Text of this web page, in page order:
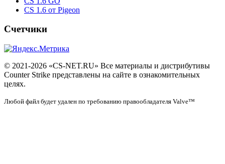
CS 1.6 от Pigeon
Счетчики
© 2021-2026 «CS-NET.RU» Все материалы и дистрибутивы
Counter Strike представлены на сайте в ознакомительных
целях.
Любой файл будет удален по требованию правообладателя Valve™